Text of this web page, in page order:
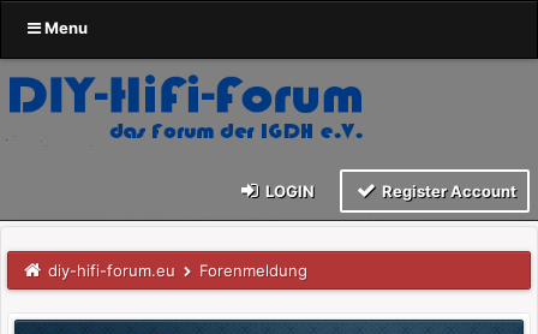
Menu
LOGIN Register Account
diy-hifi-forum.eu Forenmeldung